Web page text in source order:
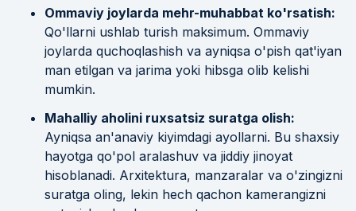
Ommaviy joylarda mehr-muhabbat ko'rsatish:
Qo'llarni ushlab turish maksimum. Ommaviy
joylarda quchoqlashish va ayniqsa o'pish qat'iyan
man etilgan va jarima yoki hibsga olib kelishi
mumkin.
Mahalliy aholini ruxsatsiz suratga olish:
Ayniqsa an'anaviy kiyimdagi ayollarni. Bu shaxsiy
hayotga qo'pol aralashuv va jiddiy jinoyat
hisoblanadi. Arxitektura, manzaralar va o'zingizni
suratga oling, lekin hech qachon kamerangizni